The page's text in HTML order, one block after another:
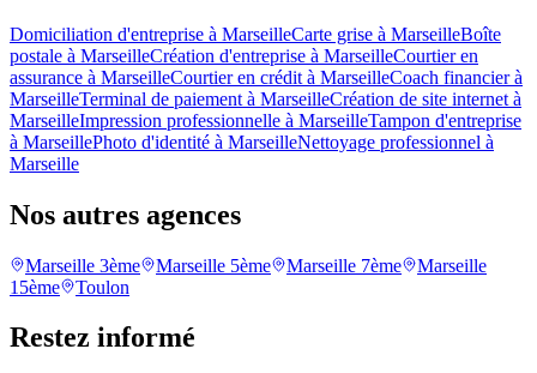
Domiciliation d'entreprise à MarseilleCarte grise à MarseilleBoîte
postale à MarseilleCréation d'entreprise à MarseilleCourtier en
assurance à MarseilleCourtier en crédit à MarseilleCoach financier à
MarseilleTerminal de paiement à MarseilleCréation de site internet à
MarseilleImpression professionnelle à MarseilleTampon d'entreprise
à MarseillePhoto d'identité à MarseilleNettoyage professionnel à
Marseille
Nos autres agences
Marseille 3ème Marseille 5ème Marseille 7ème
Marseille
15ème
Toulon
Restez informé